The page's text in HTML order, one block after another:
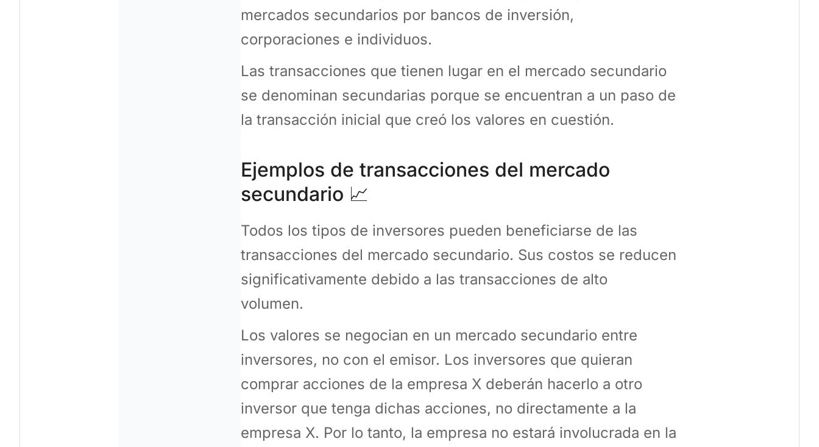
mercados secundarios por bancos de inversión,
corporaciones e individuos.
Las transacciones que tienen lugar en el mercado secundario
se denominan secundarias porque se encuentran a un paso de
la transacción inicial que creó los valores en cuestión.
Ejemplos de transacciones del mercado
secundario 📈
Todos los tipos de inversores pueden beneficiarse de las
transacciones del mercado secundario. Sus costos se reducen
significativamente debido a las transacciones de alto
volumen.
Los valores se negocian en un mercado secundario entre
inversores, no con el emisor. Los inversores que quieran
comprar acciones de la empresa X deberán hacerlo a otro
inversor que tenga dichas acciones, no directamente a la
empresa X. Por lo tanto, la empresa no estará involucrada en la